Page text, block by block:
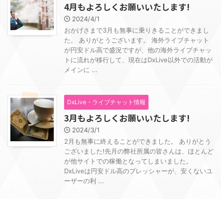
4月もよろしくお願いいたします!
2024/4/1
おかげさまで3月も無事に乗りきることができまし
た。 ありがとうございます。 海外ライブチャット
が円安ドル高で盛況ですが、他の海外ライブチャッ
トに流れが移行して、現在はDxLive以外での活動が
メインに ...
DxLive・ライブチャット情報
3月もよろしくお願いいたします!
2024/3/1
2月も無事に終えることができました。 ありがとう
ございました!先月の弊社所属の皆さんは、ほとんど
が他サイトでの稼働となってしまいました。
DxLiveは円安ドル高のプレッシャーが、安くないユ
ーザーの利 ...